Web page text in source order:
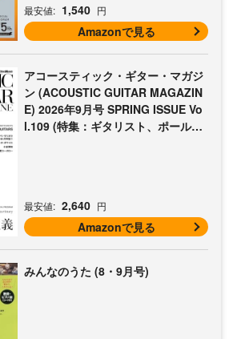
最安値: 1,540 円
Amazonで見る
アコースティック・ギター・マガジ
ン (ACOUSTIC GUITAR MAGAZIN
E) 2026年9月号 SPRING ISSUE Vo
l.109 (特集：ギタリスト、ポール・
最安値: 2,640 円
Amazonで見る
みんなのうた (8・9月号)